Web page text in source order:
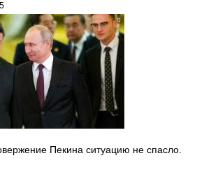
Пекина ситуацию не спасло.